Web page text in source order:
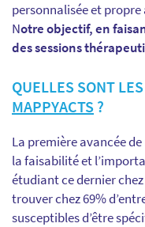
personnalisée et
Notre objectif, en
des sessions
QUELLES SONT
MAPPYACTS ?
La première avancée de
la faisabilité et
étudiant ce dernier
trouver chez 69%
susceptibles d’être